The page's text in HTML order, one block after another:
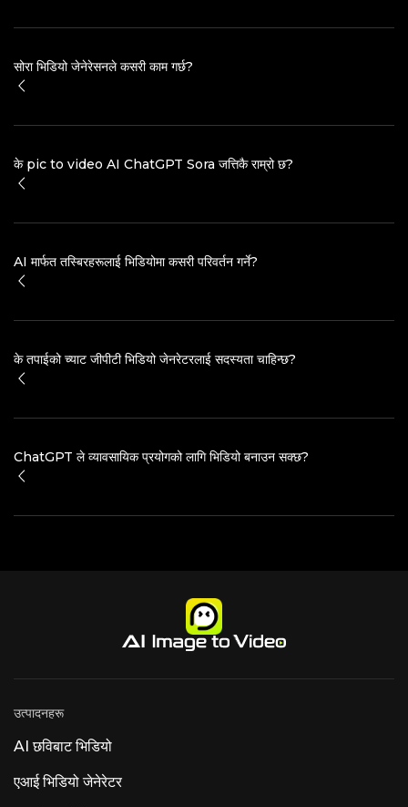
सोरा भिडियो जेनेरेसनले कसरी काम गर्छ?
के pic to video AI ChatGPT Sora जत्तिकै राम्रो छ?
AI मार्फत तस्बिरहरूलाई भिडियोमा कसरी परिवर्तन गर्ने?
के तपाईको च्याट जीपीटी भिडियो जेनरेटरलाई सदस्यता चाहिन्छ?
ChatGPT ले व्यावसायिक प्रयोगको लागि भिडियो बनाउन सक्छ?
उत्पादनहरू
AI छविबाट भिडियो
एआई भिडियो जेनेरेटर